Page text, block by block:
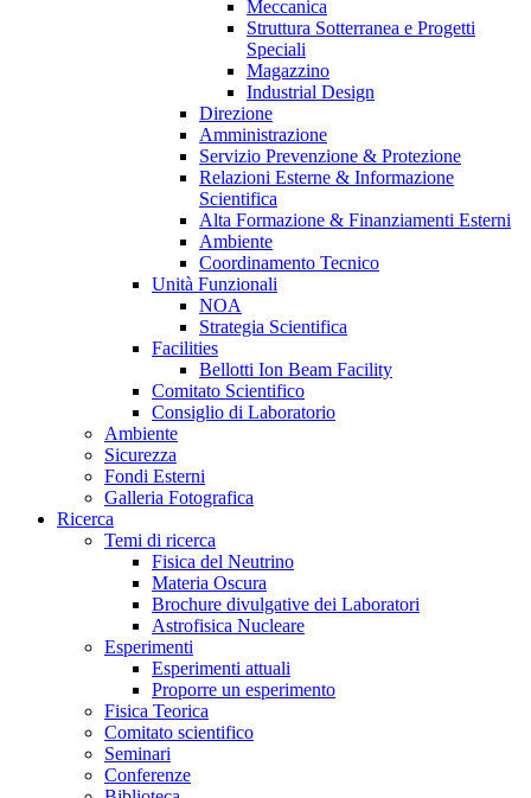
Meccanica
Struttura Sotterranea e Progetti
Speciali
Magazzino
Industrial Design
Direzione
Amministrazione
Servizio Prevenzione & Protezione
Relazioni Esterne & Informazione
Scientifica
Alta Formazione & Finanziamenti Esterni
Ambiente
Coordinamento Tecnico
Unità Funzionali
NOA
Strategia Scientifica
Facilities
Bellotti Ion Beam Facility
Comitato Scientifico
Consiglio di Laboratorio
Ambiente
Sicurezza
Fondi Esterni
Galleria Fotografica
Ricerca
Temi di ricerca
Fisica del Neutrino
Materia Oscura
Brochure divulgative dei Laboratori
Astrofisica Nucleare
Esperimenti
Esperimenti attuali
Proporre un esperimento
Fisica Teorica
Comitato scientifico
Seminari
Conferenze